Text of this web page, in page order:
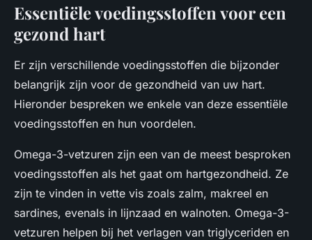
Essentiële voedingsstoffen voor een
gezond hart
Er zijn verschillende voedingsstoffen die bijzonder
belangrijk zijn voor de gezondheid van uw hart.
Hieronder bespreken we enkele van deze essentiële
voedingsstoffen en hun voordelen.
Omega-3-vetzuren zijn een van de meest besproken
voedingsstoffen als het gaat om hartgezondheid. Ze
zijn te vinden in vette vis zoals zalm, makreel en
sardines, evenals in lijnzaad en walnoten. Omega-3-
vetzuren helpen bij het verlagen van triglyceriden en